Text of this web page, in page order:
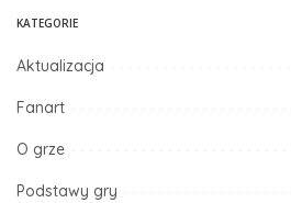
KATEGORIE
Aktualizacja
Fanart
O grze
Podstawy gry